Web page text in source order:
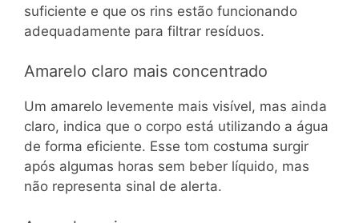
suficiente e que os rins estão funcionando
adequadamente para filtrar resíduos.
Amarelo claro mais concentrado
Um amarelo levemente mais visível, mas ainda
claro, indica que o corpo está utilizando a água
de forma eficiente. Esse tom costuma surgir
após algumas horas sem beber líquido, mas
não representa sinal de alerta.